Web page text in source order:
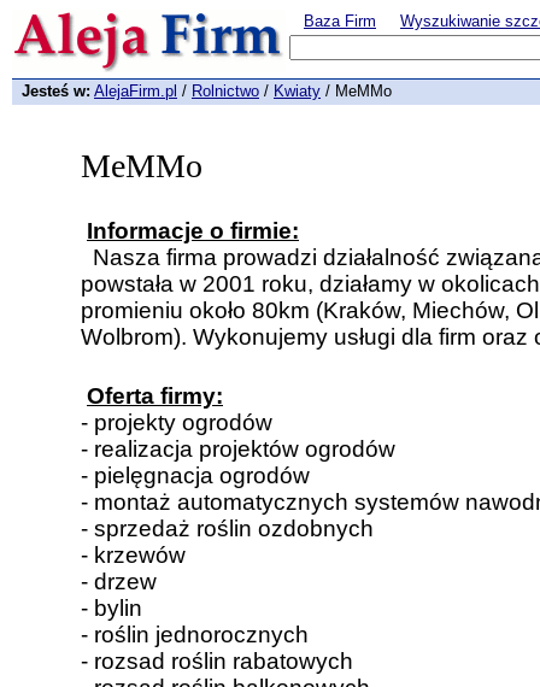
Baza Firm Wyszukiwanie
Jesteś w: AlejaFirm.pl / Rolnictwo / Kwiaty / MeMMo
MeMMo
Informacje o firmie:
Nasza firma prowadzi działalność
powstała w 2001 roku, działamy w
promieniu około 80km (Kraków, Miechów,
Wolbrom). Wykonujemy usługi dla firm
Oferta firmy:
- projekty ogrodów
- realizacja projektów ogrodów
- pielęgnacja ogrodów
- montaż automatycznych systemów
- sprzedaż roślin ozdobnych
- krzewów
- drzew
- bylin
- roślin jednorocznych
- rozsad roślin rabatowych